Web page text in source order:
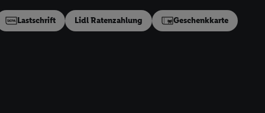
Lastschrift Lidl Ratenzahlung Geschenkkarte
von Dritten betrieben
speziell zur
generell zu
„Nutzung der
(nur für
Utiq